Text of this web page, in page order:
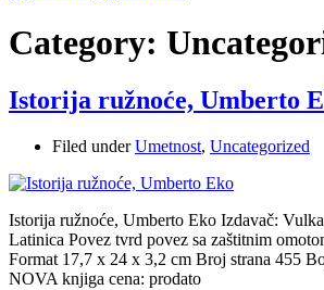
Category:
Istorija ružnoće, Umberto
Filed underUmetnost, Uncategorized
Istorija ružnoće, Umberto Eko Izdavač:
Latinica Povez tvrd povez sa zaštitnim
Format 17,7 x 24 x 3,2 cm Broj strana 455
NOVA knjiga cena: prodato